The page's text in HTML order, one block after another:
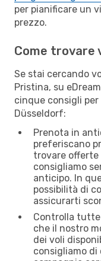
per pianificare un
prezzo.
Come trovare
Se stai cercando
Pristina, su
cinque consigli
Düsseldorf:
Prenota in
preferiscano
trovare offerte
consigliamo
anticipo. In
possibilità di
assicurarti
Controlla tutte
che il nostro
dei voli
consigliamo di